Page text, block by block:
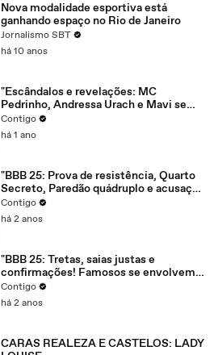
Nova modalidade esportiva está
ganhando espaço no Rio de Janeiro
Jornalismo SBT
há 10 anos
"Escândalos e revelações: MC
Pedrinho, Andressa Urach e Mavi se
envolvem em polêmicas impactantes"
Contigo
há 1 ano
"BBB 25: Prova de resistência, Quarto
Secreto, Paredão quádruplo e acusação
de roubo chocam participantes"
Contigo
há 2 anos
"BBB 25: Tretas, saias justas e
confirmações! Famosos se envolvem
em polêmicas no reality show."
Contigo
há 2 anos
CARAS REALEZA E CASTELOS: LADY